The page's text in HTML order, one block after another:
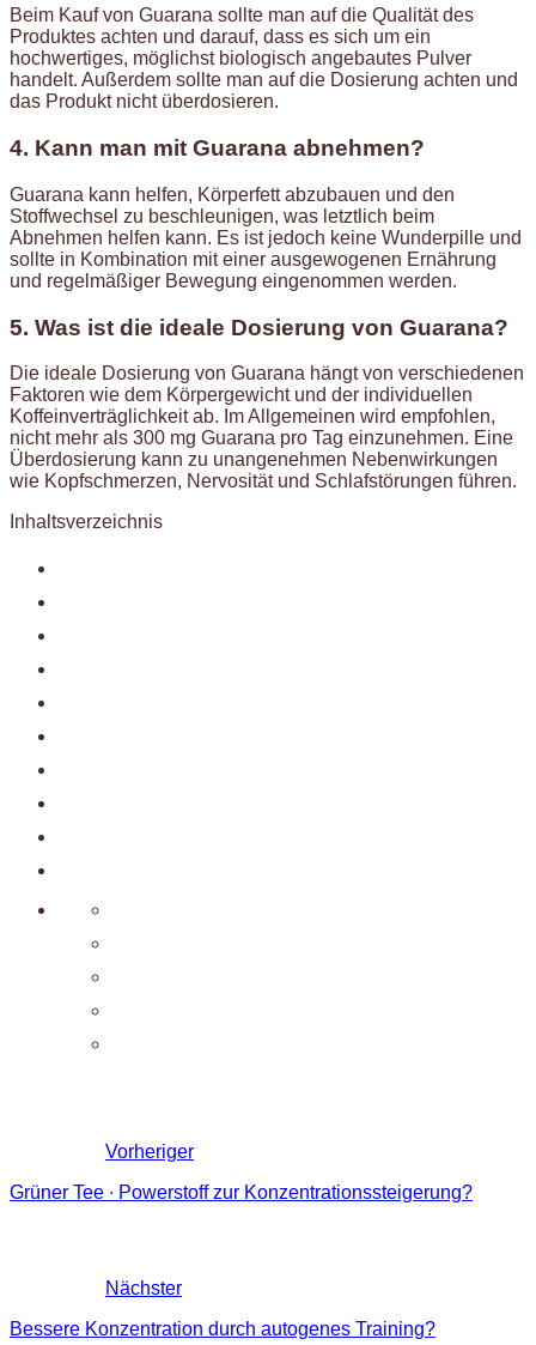
Beim Kauf von Guarana sollte man auf die Qualität des
Produktes achten und darauf, dass es sich um ein
hochwertiges, möglichst biologisch angebautes Pulver
handelt. Außerdem sollte man auf die Dosierung achten und
das Produkt nicht überdosieren.
4. Kann man mit Guarana abnehmen?
Guarana kann helfen, Körperfett abzubauen und den
Stoffwechsel zu beschleunigen, was letztlich beim
Abnehmen helfen kann. Es ist jedoch keine Wunderpille und
sollte in Kombination mit einer ausgewogenen Ernährung
und regelmäßiger Bewegung eingenommen werden.
5. Was ist die ideale Dosierung von Guarana?
Die ideale Dosierung von Guarana hängt von verschiedenen
Faktoren wie dem Körpergewicht und der individuellen
Koffeinverträglichkeit ab. Im Allgemeinen wird empfohlen,
nicht mehr als 300 mg Guarana pro Tag einzunehmen. Eine
Überdosierung kann zu unangenehmen Nebenwirkungen
wie Kopfschmerzen, Nervosität und Schlafstörungen führen.
Inhaltsverzeichnis
Vorheriger
Grüner Tee ∙ Powerstoff zur Konzentrationssteigerung?
Nächster
Bessere Konzentration durch autogenes Training?